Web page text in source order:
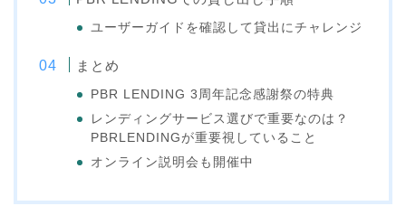
ユーザーガイドを確認して貸出にチャレンジ
まとめ
PBR LENDING 3周年記念感謝祭の特典
レンディングサービス選びで重要なのは？
PBRLENDINGが重要視していること
オンライン説明会も開催中